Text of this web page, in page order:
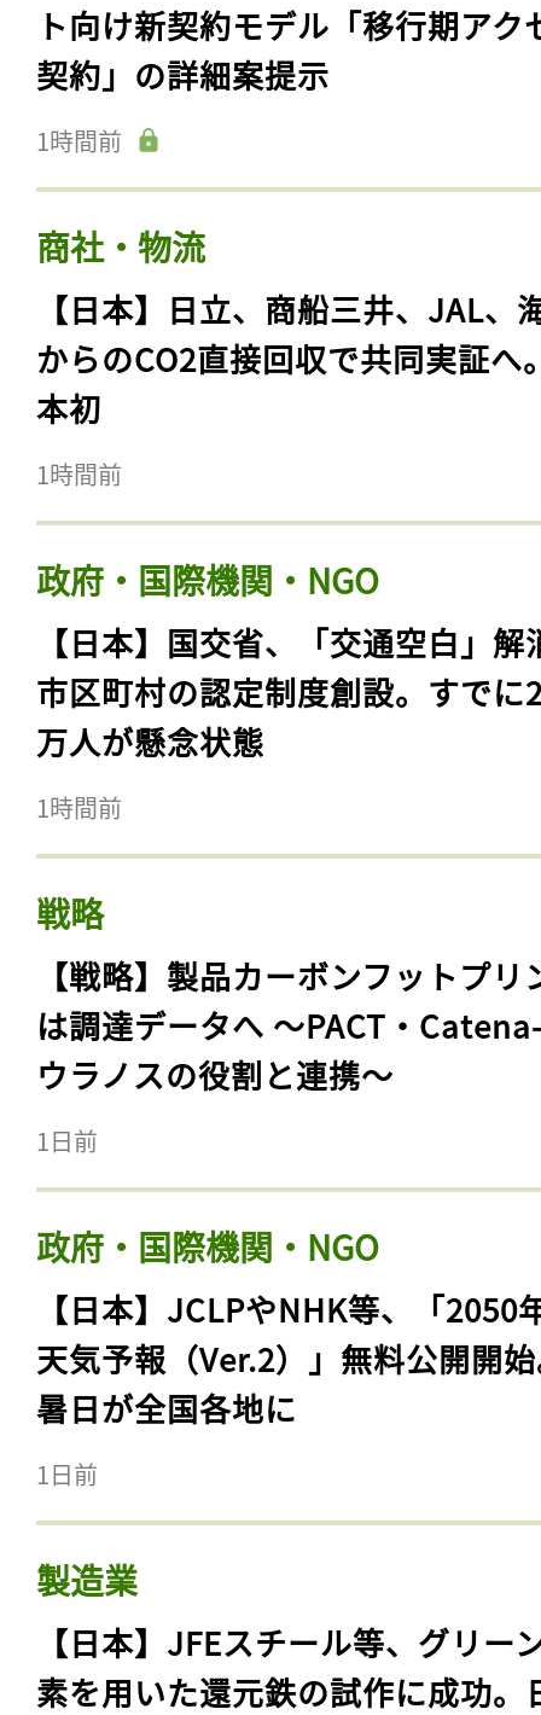
ト向け新契約モデル「移行期アク
契約」の詳細案提示
1時間前
商社・物流
【日本】日立、商船三井、JAL、
からのCO2直接回収で共同実証へ
本初
1時間前
政府・国際機関・NGO
【日本】国交省、「交通空白」解
市区町村の認定制度創設。すでに
万人が懸念状態
1時間前
戦略
【戦略】製品カーボンフットプリ
は調達データへ 〜PACT・
ウラノスの役割と連携〜
1日前
政府・国際機関・NGO
【日本】JCLPやNHK等、「2050
天気予報（Ver.2）」無料公開開
暑日が全国各地に
1日前
製造業
【日本】JFEスチール等、グリー
素を用いた還元鉄の試作に成功。